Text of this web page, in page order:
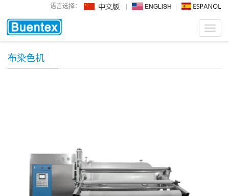
语言选择：
布染色机